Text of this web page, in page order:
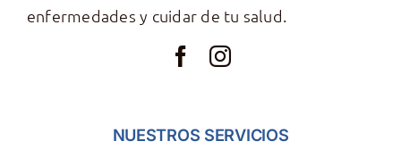
enfermedades y cuidar de tu salud.
NUESTROS SERVICIOS